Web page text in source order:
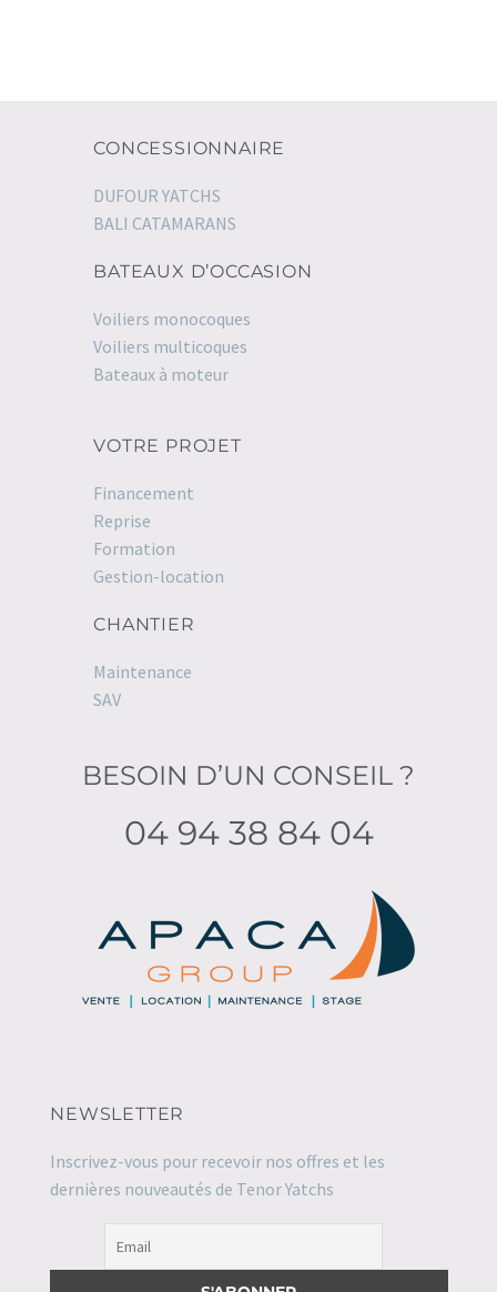
CONCESSIONNAIRE
DUFOUR YATCHS
BALI CATAMARANS
BATEAUX D’OCCASION
Voiliers monocoques
Voiliers multicoques
Bateaux à moteur
VOTRE PROJET
Financement
Reprise
Formation
Gestion-location
CHANTIER
Maintenance
SAV
BESOIN D’UN CONSEIL ?
04 94 38 84 04
NEWSLETTER
Inscrivez-vous pour recevoir nos offres et les
dernières nouveautés de Tenor Yatchs